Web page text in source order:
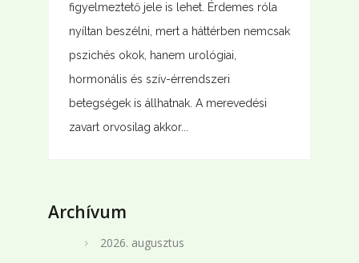
figyelmeztető jele is lehet. Érdemes róla
nyíltan beszélni, mert a háttérben nemcsak
pszichés okok, hanem urológiai,
hormonális és szív-érrendszeri
betegségek is állhatnak. A merevedési
zavart orvosilag akkor...
Archívum
2026. augusztus